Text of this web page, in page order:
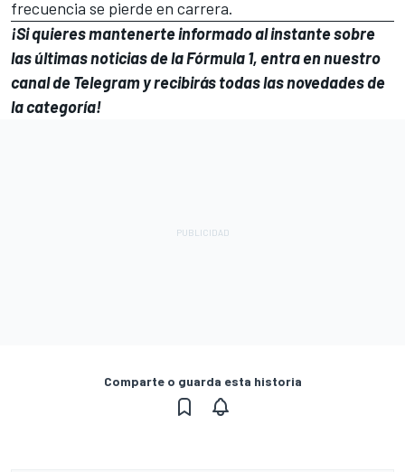
frecuencia se pierde en carrera.
¡Si quieres mantenerte informado al instante sobre
las últimas noticias de la Fórmula 1, entra ennuestro
canal de Telegramy recibirás todas las novedades de
la categoría!
Comparte o guarda esta historia